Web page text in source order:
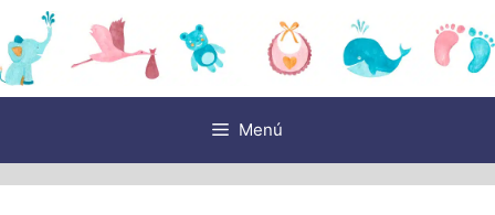
Saltar
al
contenido
Menú